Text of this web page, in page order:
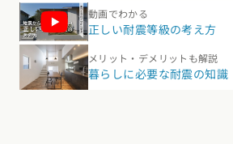
動画でわかる
正しい耐震等級の考え方
メリット・デメリットも解説
暮らしに必要な耐震の知識